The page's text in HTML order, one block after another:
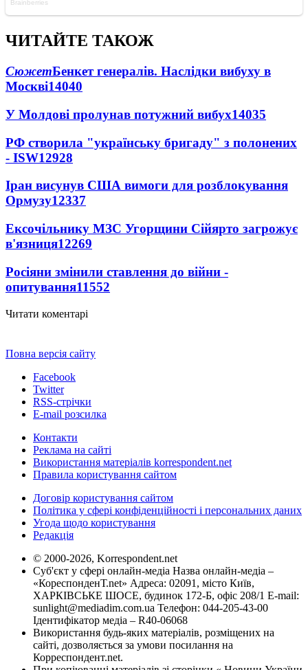
ЧИТАЙТЕ ТАКОЖ
СюжетБенкет генералів. Наслідки вибуху в
Москві14040
У Молдові пролунав потужний вибух14035
РФ створила "українську бригаду" з полонених
- ISW12928
Іран висунув США вимоги для розблокування
Ормузу12337
Ексочільнику МЗС Угорщини Сійярто загрожує
в'язниця12269
Росіяни змінили ставлення до війни -
опитування11552
Читати коментарі
Повна версія сайту
Facebook
Twitter
RSS-стрічки
E-mail розсилка
Контакти
Реклама на сайті
Використання матеріалів korrespondent.net
Правила користування сайтом
Договір користування сайтом
Політика у сфері конфіденційності і персональних даних
Угода щодо користування
Редакція
© 2000-2026, Korrespondent.net
Суб'єкт у сфері онлайн-медіа Назва онлайн-медіа –
«КореспонденТ.net» Адреса: 02091, місто Київ,
ХАРКІВСЬКЕ ШОСЕ, будинок 172-Б, офіс 208/1 E-mail:
sunlight@mediadim.com.ua Телефон: 044-205-43-00
Ідентифікатор медіа – R40-06068
Використання будь-яких матеріалів, розміщених на
сайті, дозволяється за умови посилання на
Корреспондент.net.